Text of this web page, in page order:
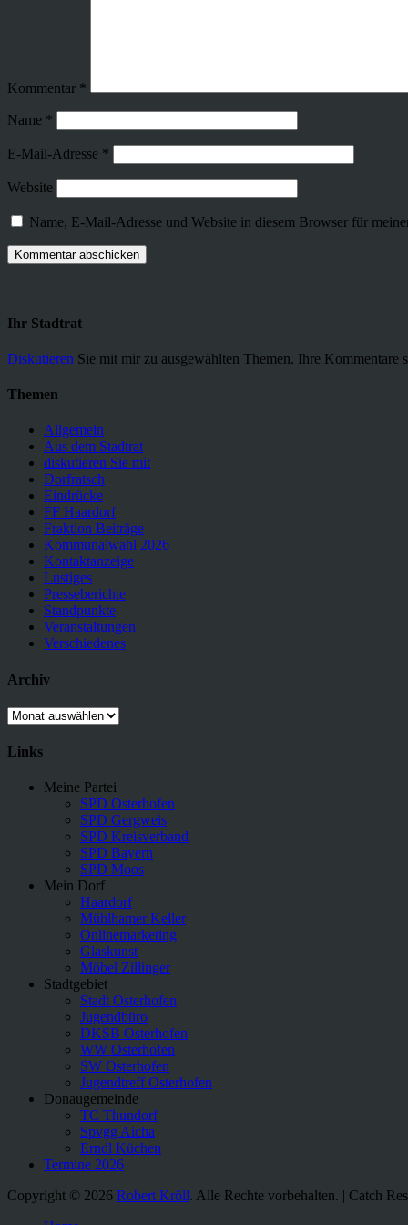
Kommentar *
Name *
E-Mail-Adresse *
Website
Name, E-Mail-Adresse und Website in diesem Browser für
Ihr Stadtrat
Diskutieren Sie mit mir zu ausgewählten Themen. Ihre Kommentare
Themen
Allgemein
Aus dem Stadtrat
diskutieren Sie mit
Dorfratsch
Eindrücke
FF Haardorf
Fraktion Beiträge
Kommunalwahl 2026
Kontaktanzeige
Lustiges
Presseberichte
Standpunkte
Veranstaltungen
Verschiedenes
Archiv
Archiv
Links
Meine Partei
SPD Osterhofen
SPD Gergweis
SPD Kreisverband
SPD Bayern
SPD Moos
Mein Dorf
Haardorf
Mühlhamer Keller
Onlinemarketing
Glaskunst
Möbel Zillinger
Stadtgebiet
Stadt Osterhofen
Jugendbüro
DKSB Osterhofen
WW Osterhofen
SW Osterhofen
Jugendtreff Osterhofen
Donaugemeinde
TC Thundorf
Spvgg Aicha
Erndl Küchen
Termine 2026
Copyright © 2026 Robert Kröll. Alle Rechte vorbehalten. | Catch